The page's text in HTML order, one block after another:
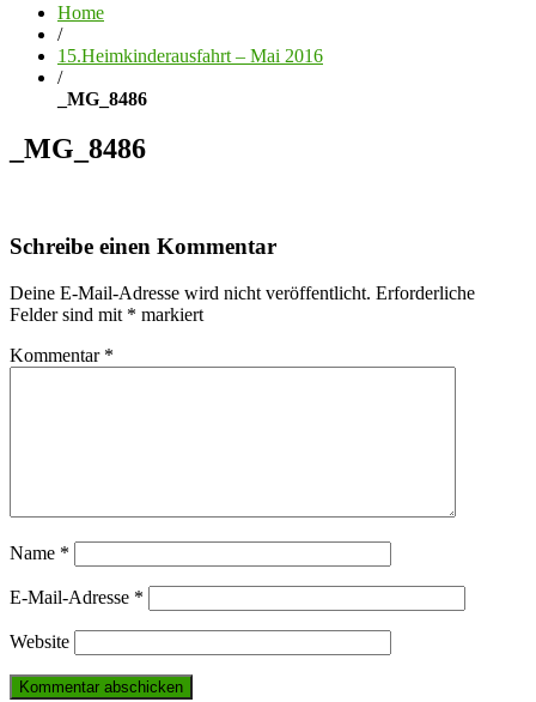
Home
/
15.Heimkinderausfahrt – Mai 2016
/
_MG_8486
_MG_8486
Schreibe einen Kommentar
Deine E-Mail-Adresse wird nicht veröffentlicht. Erforderliche
Felder sind mit * markiert
Kommentar *
Name *
E-Mail-Adresse *
Website